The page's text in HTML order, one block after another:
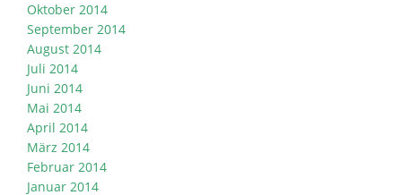
Oktober 2014
September 2014
August 2014
Juli 2014
Juni 2014
Mai 2014
April 2014
März 2014
Februar 2014
Januar 2014